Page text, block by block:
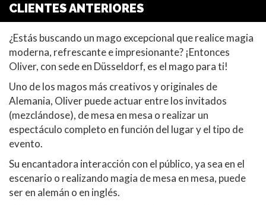
CLIENTES ANTERIORES
¿Estás buscando un mago excepcional que realice magia
moderna, refrescante e impresionante? ¡Entonces
Oliver, con sede en Düsseldorf, es el mago para ti!
Uno de los magos más creativos y originales de
Alemania, Oliver puede actuar entre los invitados
(mezclándose), de mesa en mesa o realizar un
espectáculo completo en función del lugar y el tipo de
evento.
Su encantadora interacción con el público, ya sea en el
escenario o realizando magia de mesa en mesa, puede
ser en alemán o en inglés.